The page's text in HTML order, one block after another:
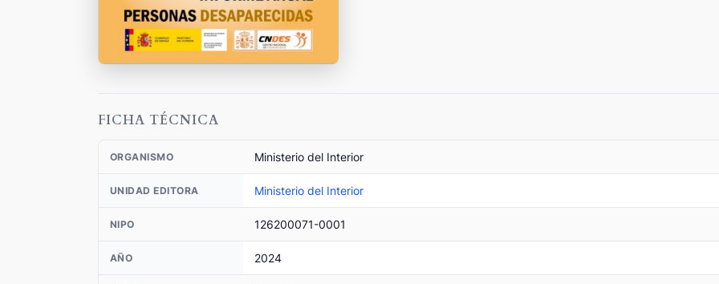
FICHA TÉCNICA
ORGANISMO Ministerio del Interior
UNIDAD EDITORA Ministerio del Interior
NIPO 126200071-0001
AÑO 2024